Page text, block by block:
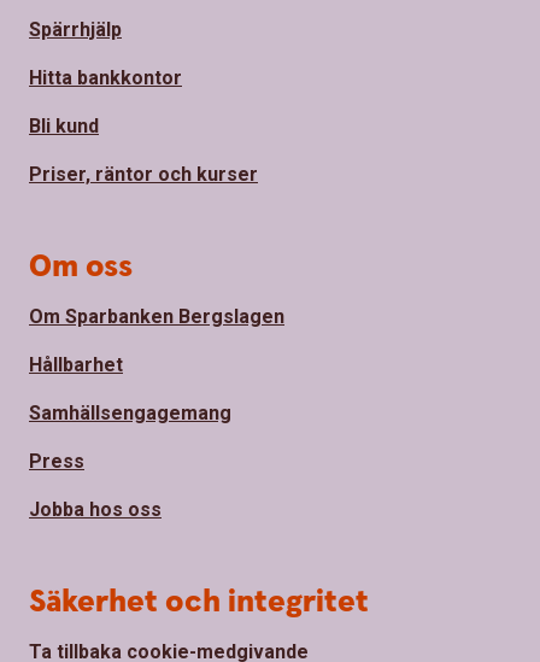
Spärrhjälp
Hitta bankkontor
Bli kund
Priser, räntor och kurser
Om oss
Om Sparbanken Bergslagen
Hållbarhet
Samhällsengagemang
Press
Jobba hos oss
Säkerhet och integritet
Ta tillbaka cookie-medgivande